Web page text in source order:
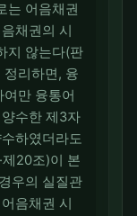
는 어음채권
채권의 시
지 않는다(판
리하면, 융
만 융통어
수한 제3자
하였더라도
제20조)이 본
우의 실질관
음채권 시